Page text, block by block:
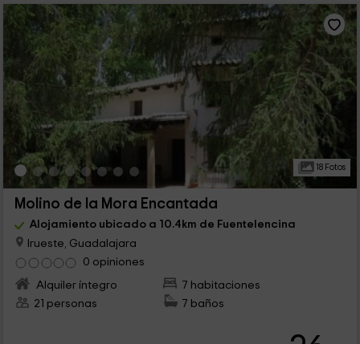
18 Fotos
Molino de la Mora Encantada
Alojamiento ubicado a 10.4km de Fuentelencina
Irueste, Guadalajara
0 opiniones
Alquiler íntegro
7 habitaciones
21 personas
7 baños